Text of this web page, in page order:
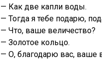
— Как две капли воды.
— Тогда я тебе подарю,
— Что, ваше величество?
— Золотое кольцо.
— О, благодарю вас, ваше